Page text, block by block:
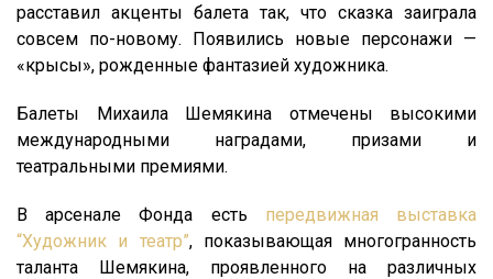
расставил акценты балета так, что сказка заиграла
совсем по-новому. Появились новые персонажи —
«крысы», рожденные фантазией художника.
Балеты Михаила Шемякина отмечены высокими
международными наградами, призами и
театральными премиями.
В арсенале Фонда есть передвижная выставка
“Художник и театр”, показывающая многогранность
таланта Шемякина, проявленного на различных